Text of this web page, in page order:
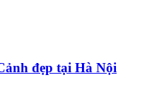
đẹp tại Hà Nội